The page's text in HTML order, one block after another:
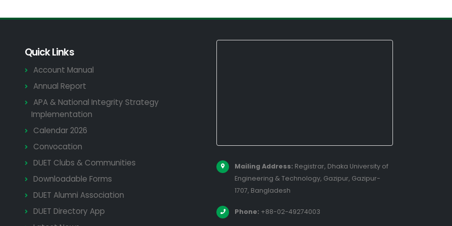
Quick Links
Account Manual
Annual Report
APA & National Integrity Strategy
Implementation
Calendar 2026
Convocation
DUET Clubs & Communities
Downloadable Forms
DUET Alumni Association
DUET Directory App
Mailing Address: Registrar, Dhaka University of
Engineering & Technology, Gazipur, Gazipur-
1707, Bangladesh
Phone: +88-02-49274003